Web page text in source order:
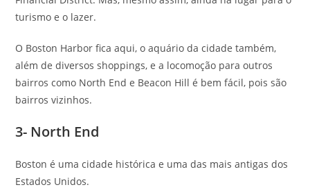
turismo e o lazer.
O Boston Harbor fica aqui, o aquário da cidade também,
além de diversos shoppings, e a locomoção para outros
bairros como North End e Beacon Hill é bem fácil, pois são
bairros vizinhos.
3- North End
Boston é uma cidade histórica e uma das mais antigas dos
Estados Unidos.